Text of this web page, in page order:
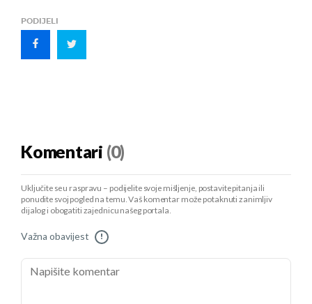
PODIJELI
Komentari (0)
Uključite se u raspravu – podijelite svoje mišljenje, postavite pitanja ili
ponudite svoj pogled na temu. Vaš komentar može potaknuti zanimljiv
dijalog i obogatiti zajednicu našeg portala.
Važna obavijest !